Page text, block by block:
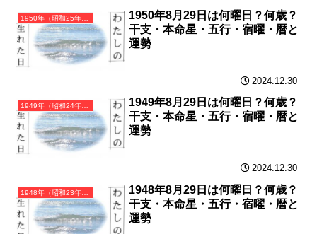
1950年（昭和25年）庚寅（かのえとら）・寅年（とら年）カレンダー（月曜はじまり）
1950年8月29日は何曜日？何歳？
干支・本命星・五行・宿曜・暦と
運勢
2024.12.30
1949年（昭和24年）己丑（つちのとうし）・丑年（うし年）カレンダー（月曜はじまり）
1949年8月29日は何曜日？何歳？
干支・本命星・五行・宿曜・暦と
運勢
2024.12.30
1948年（昭和23年）戊子（つちのえね）・子年（ねずみ年）カレンダー（月曜はじまり）
1948年8月29日は何曜日？何歳？
干支・本命星・五行・宿曜・暦と
運勢